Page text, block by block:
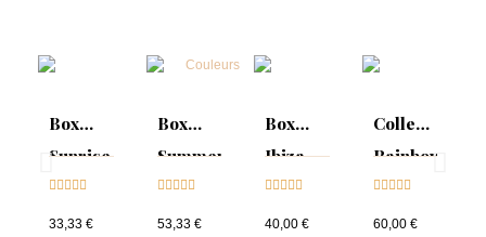
Box
Sunrise
Collection
& Tips

33,33 €
Box
Summer
Mood :
ON

53,33 €
Box
Ibiza
Collection
& Tips

40,00 €
Collection
Rainbow
Tips &
nuancier

60,00 €